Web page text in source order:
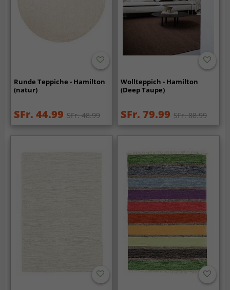
Runde Teppiche - Hamilton
(natur)
SFr. 44.99 SFr. 48.99
Wollteppich - Hamilton
(Deep Taupe)
SFr. 79.99 SFr. 88.99